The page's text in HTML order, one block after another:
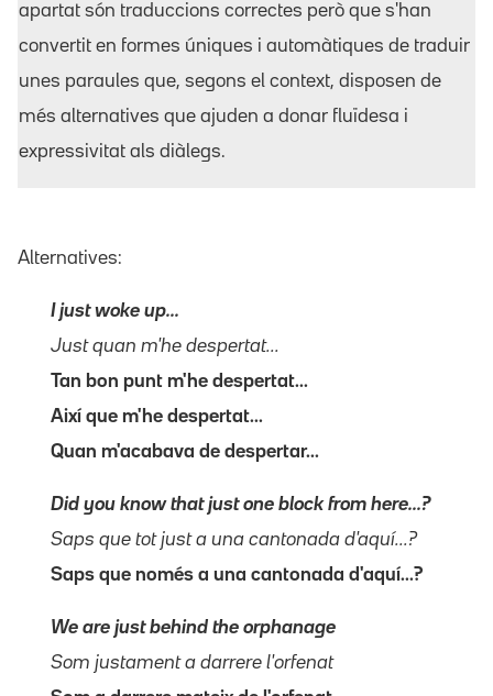
apartat són traduccions correctes però que s'han
convertit en formes úniques i automàtiques de traduir
unes paraules que, segons el context, disposen de
més alternatives que ajuden a donar fluïdesa i
expressivitat als diàlegs.
Alternatives:
I just woke up...
Just quan m'he despertat...
Tan bon punt m'he despertat...
Així que m'he despertat...
Quan m'acabava de despertar...
Did you know that just one block from here...?
Saps que tot just a una cantonada d'aquí...?
Saps que només a una cantonada d'aquí...?
We are just behind the orphanage
Som justament a darrere l'orfenat